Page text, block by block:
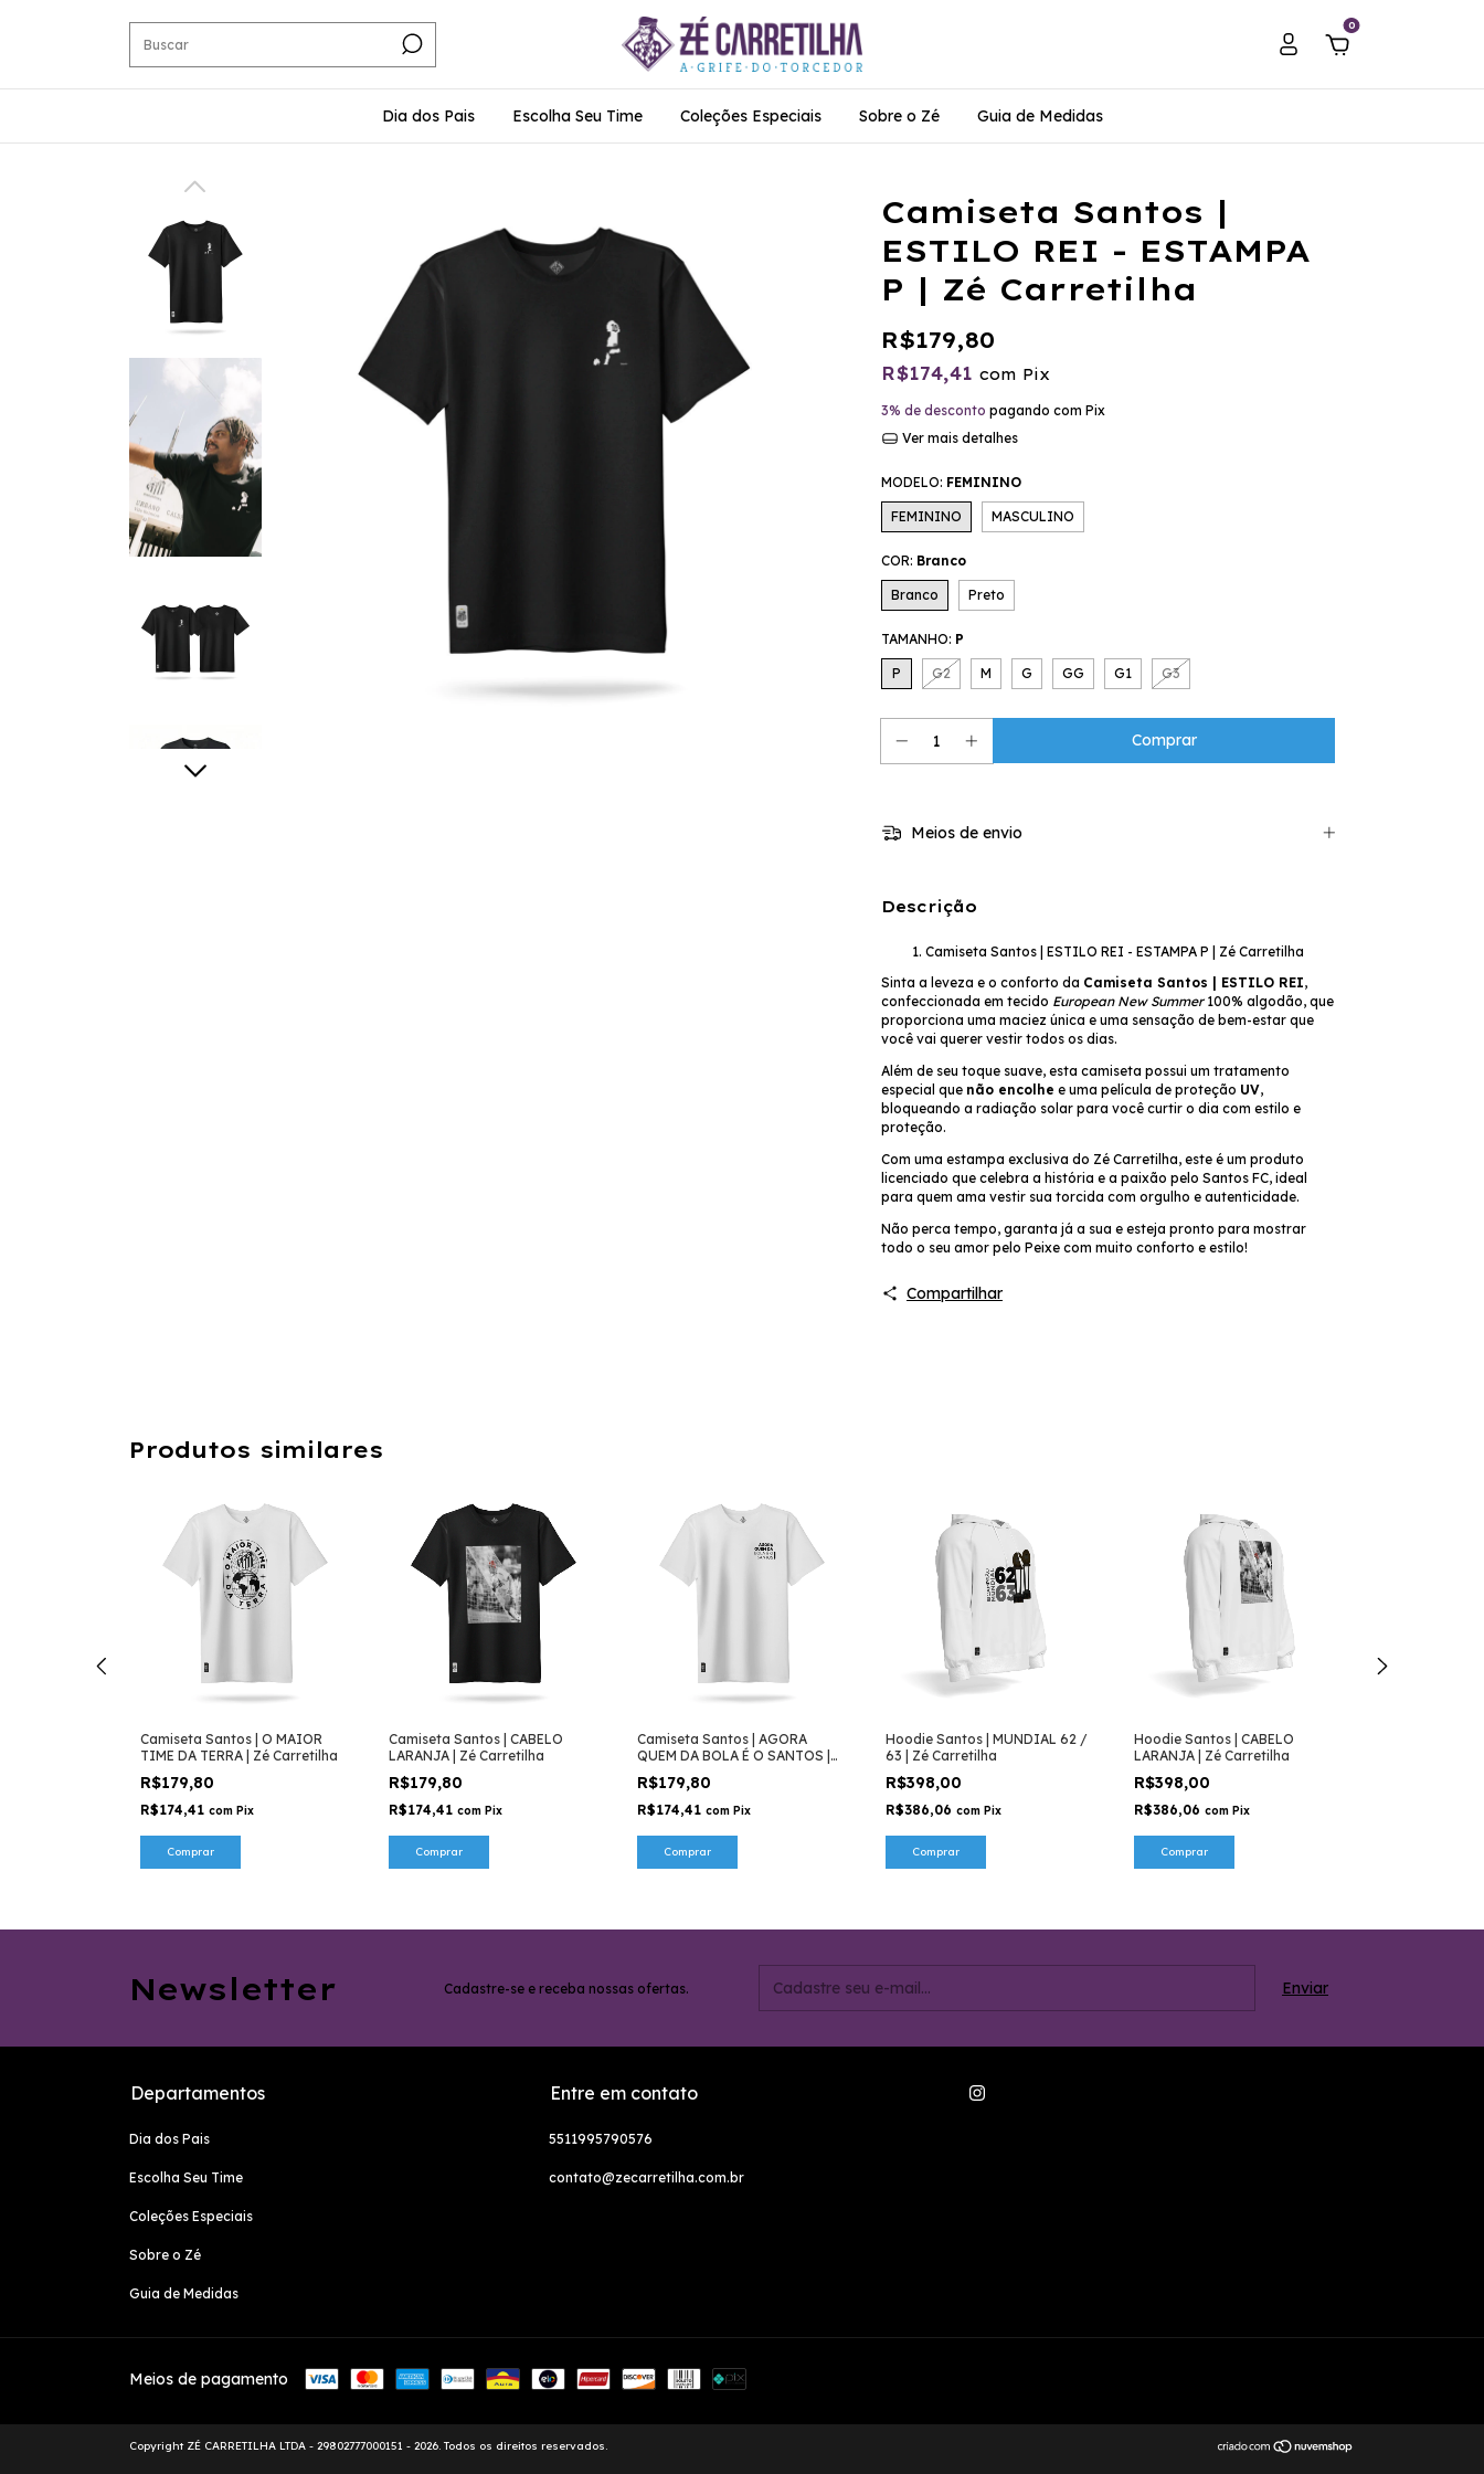
0
Dia dos Pais Escolha Seu Time Coleções Especiais Sobre o Zé Guia de Medidas
Camiseta Santos |
ESTILO REI - ESTAMPA
P | Zé Carretilha
R$179,80
R$174,41 com Pix
3% de desconto pagando com Pix
Ver mais detalhes
MODELO: FEMININO
FEMININO MASCULINO
COR: Branco
Branco Preto
TAMANHO: P
P G2 M G GG G1 G3
Meios de envio
Descrição
Camiseta Santos | ESTILO REI - ESTAMPA P | Zé Carretilha
Sinta a leveza e o conforto da Camiseta Santos | ESTILO REI,
confeccionada em tecido European New Summer100% algodão, que
proporciona uma maciez única e uma sensação de bem-estar que
você vai querer vestir todos os dias.
Além de seu toque suave, esta camiseta possui um tratamento
especial que não encolhe e uma película de proteção UV,
bloqueando a radiação solar para você curtir o dia com estilo e
proteção.
Com uma estampa exclusiva do Zé Carretilha, este é um produto
licenciado que celebra a história e a paixão pelo Santos FC, ideal
para quem ama vestir sua torcida com orgulho e autenticidade.
Não perca tempo, garanta já a sua e esteja pronto para mostrar
todo o seu amor pelo Peixe com muito conforto e estilo!
Compartilhar
Produtos similares
Camiseta Santos | O MAIOR
TIME DA TERRA | Zé Carretilha
R$179,80
R$174,41 com Pix
Comprar
Camiseta Santos | CABELO
LARANJA | Zé Carretilha
R$179,80
R$174,41 com Pix
Comprar
Camiseta Santos | AGORA
QUEM DA BOLA É O SANTOS |
Zé Carretilha
R$179,80
R$174,41 com Pix
Comprar
Hoodie Santos | MUNDIAL 62 /
63 | Zé Carretilha
R$398,00
R$386,06 com Pix
Comprar
Hoodie Santos | CABELO
LARANJA | Zé Carretilha
R$398,00
R$386,06 com Pix
Comprar
Newsletter Cadastre-se e receba nossas ofertas.
Departamentos
Dia dos Pais
Escolha Seu Time
Coleções Especiais
Sobre o Zé
Guia de Medidas
Entre em contato
5511995790576
contato@zecarretilha.com.br
Meios de pagamento
Copyright ZÉ CARRETILHA LTDA - 29802777000151 - 2026. Todos os direitos reservados.